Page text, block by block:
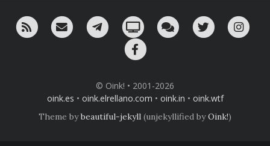
RSS ¡Mándame un email!¡Nuestro canal en Telegram!
Oink! TV Charla con nosotros
Twitter
© Oink! • 2001-2026
oink.es • oink.elrellano.com • oink.in • oink.wtf
Theme bybeautiful-jekyll (unjekyllified byOink!)